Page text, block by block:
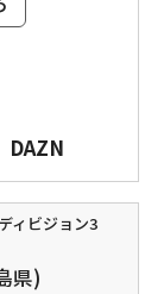
DAZN
ィビジョン3
県)